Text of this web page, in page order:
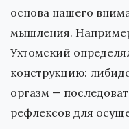
основа нашего
мышления.
Ухтомский
конструкцию:
оргазм —
рефлексов для